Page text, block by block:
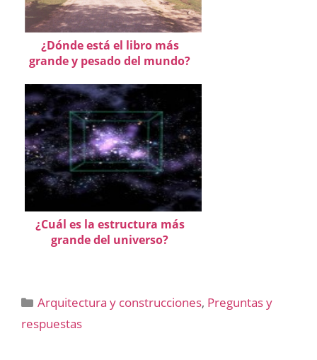
¿Dónde está el libro más
grande y pesado del mundo?
¿Cuál es la estructura más
grande del universo?
Categorías
Arquitectura y construcciones, Preguntas y
respuestas